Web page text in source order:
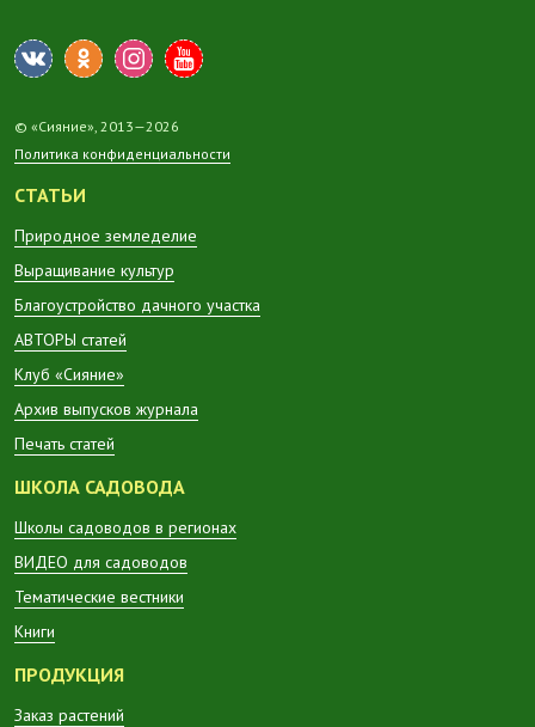
© «Сияние», 2013—2026
Политика конфиденциальности
СТАТЬИ
Природное земледелие
Выращивание культур
Благоустройство дачного участка
АВТОРЫ статей
Клуб «Сияние»
Архив выпусков журнала
Печать статей
ШКОЛА САДОВОДА
Школы садоводов в регионах
ВИДЕО для садоводов
Тематические вестники
Книги
ПРОДУКЦИЯ
Заказ растений